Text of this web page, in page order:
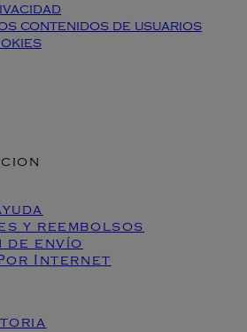
contenidos de usuarios
y reembolsos
de envío
Internet